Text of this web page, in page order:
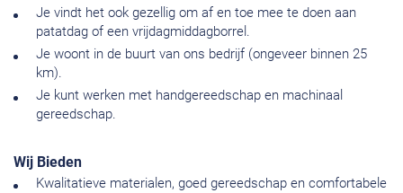
Je vindt het ook gezellig om af en toe mee te doen aan
patatdag of een vrijdagmiddagborrel.
Je woont in de buurt van ons bedrijf (ongeveer binnen 25
km).
Je kunt werken met handgereedschap en machinaal
gereedschap.
Wij Bieden
Kwalitatieve materialen, goed gereedschap en comfortabele